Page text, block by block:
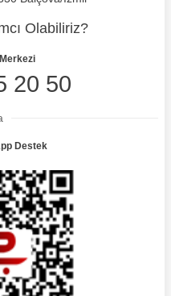
Olabiliriz?
20 50
Destek